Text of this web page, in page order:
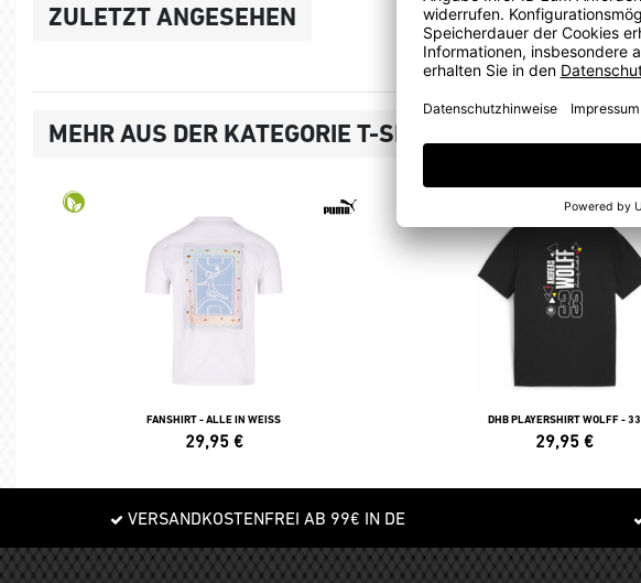
ZULETZT ANGESEHEN
MEHR AUS DER KATEGORIE T-SHIRTS, POLOS
FANSHIRT - ALLE IN WEISS
29,95 €
DHB PLAYERSHIRT WOLFF - 33
29,95 €
VERSANDKOSTENFREI AB 99€ IN DE